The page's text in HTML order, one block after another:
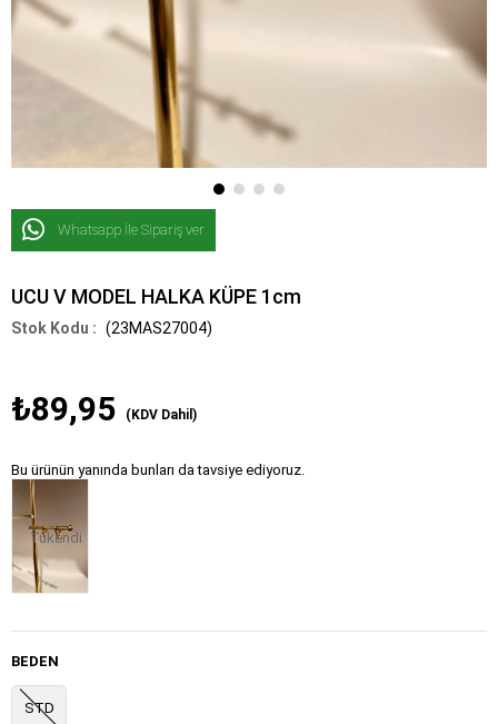
Whatsapp İle Sipariş ver
UCU V MODEL HALKA KÜPE 1cm
(23MAS27004)
₺89,95 (KDV Dahil)
Bu ürünün yanında bunları da tavsiye ediyoruz.
Tükendi
BEDEN
STD